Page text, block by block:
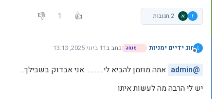
ז 2 תגובות 1
ז
מנותק
זוג ידיים ימניות מנחה כתב ב11 ביוני 2025, 13:13
נערך לאחרונה על ידי זוג ידיים ימניות
@
admin אתה מוזמן להביא לי............ אני אבדוק בשבילך...
יש לי הרבה מה לעשות איתו